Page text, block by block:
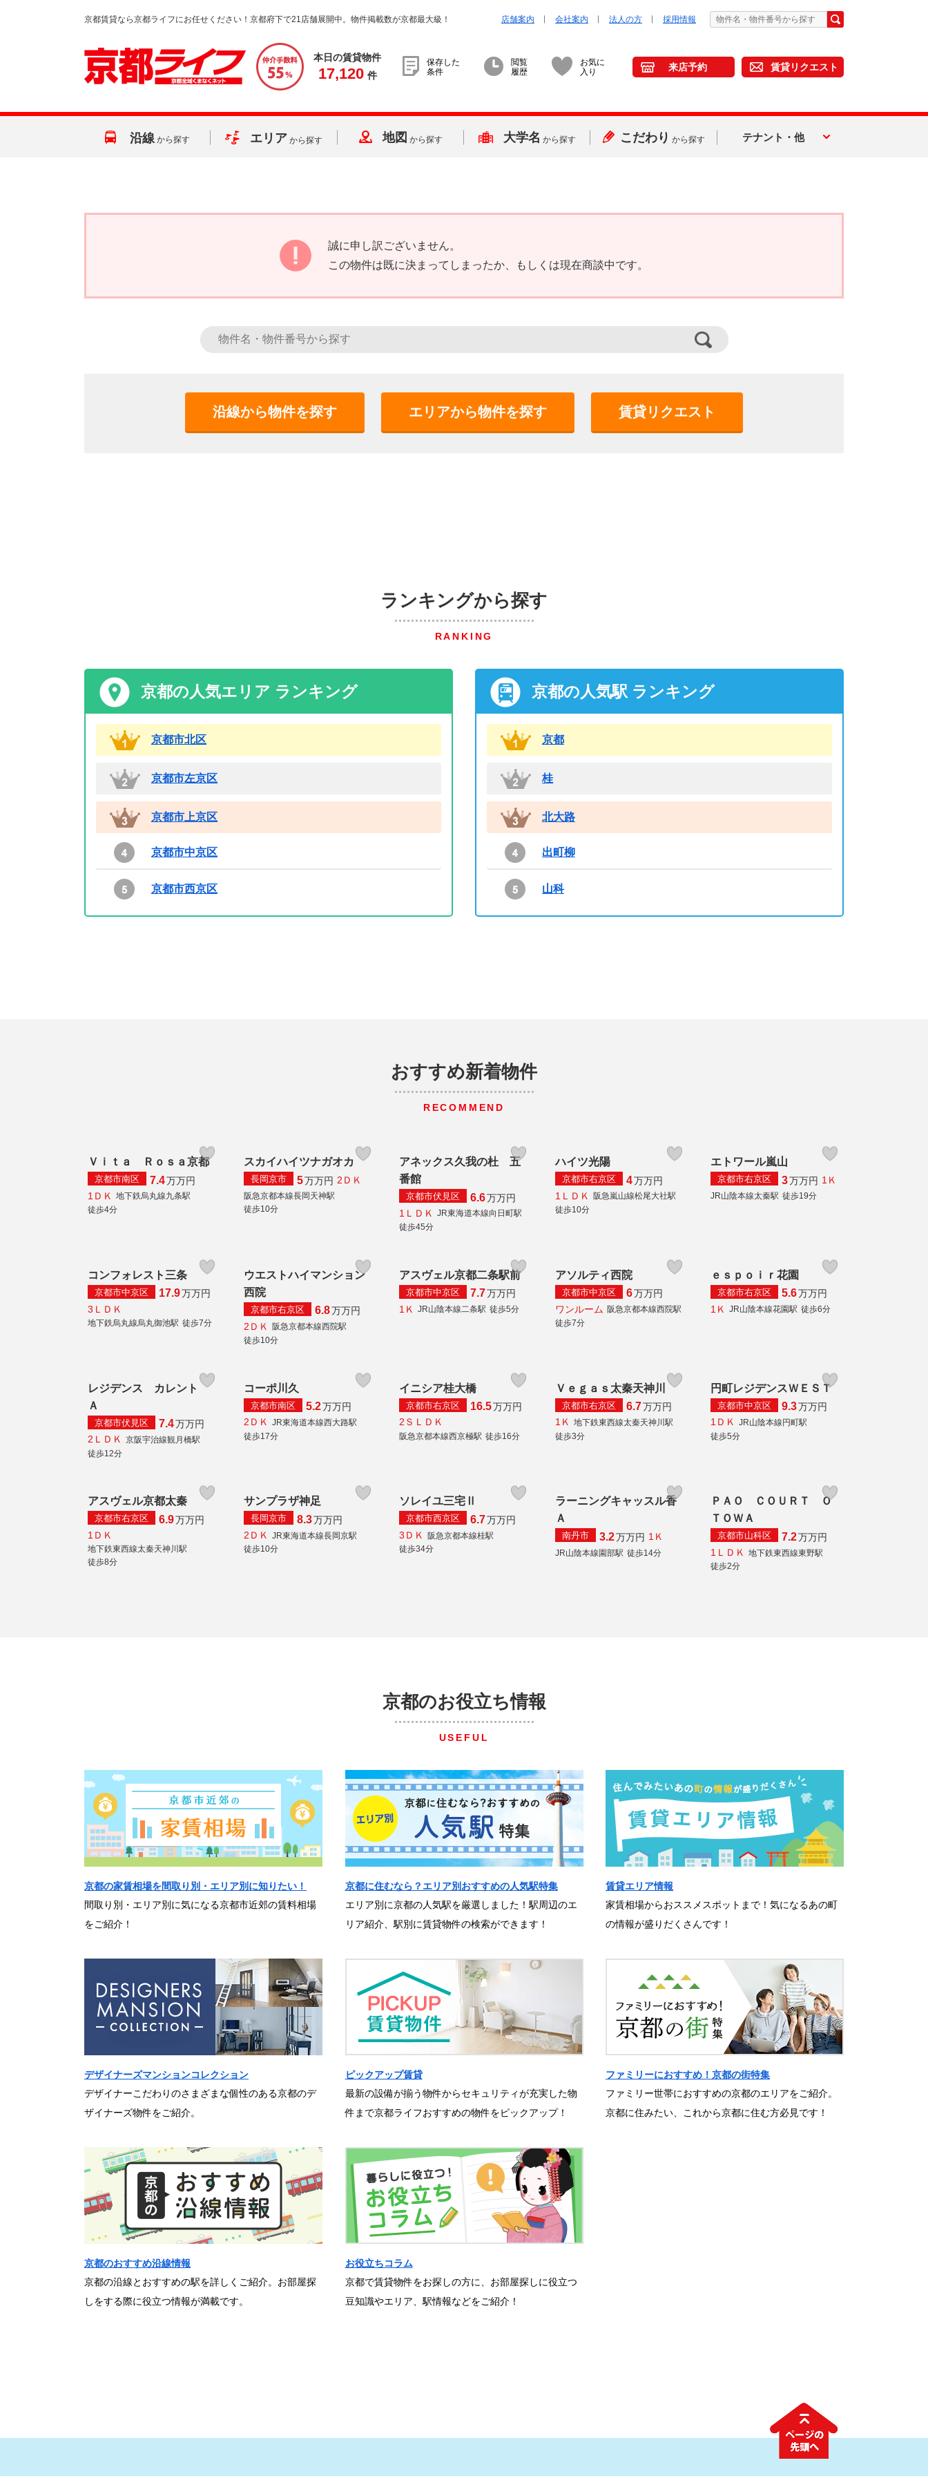
京都賃貸なら京都ライフにお任せください！京都府下で21店舗展開中。物件掲載数が京都最大級！ 店舗案内 会社案内 法人の方 採用情報
本日の賃貸物件
17,120 件
保存した
条件
閲覧
履歴
お気に
入り
来店予約 賃貸リクエスト
沿線 から探す エリア から探す 地図 から探す 大学名 から探す こだわり から探す テナント・他
誠に申し訳ございません。
この物件は既に決まってしまったか、もしくは現在商談中です。
沿線から物件を探す エリアから物件を探す 賃貸リクエスト
ランキングから探す
RANKING
京都の人気エリア ランキング
京都市北区
京都市左京区
京都市上京区
京都市中京区
京都市西京区
京都の人気駅 ランキング
京都
桂
北大路
出町柳
山科
おすすめ新着物件
RECOMMEND
Ｖｉｔａ Ｒｏｓａ京都
京都市南区 7.4万万円
1ＤＫ
地下鉄烏丸線九条駅
徒歩4分
スカイハイツナガオカ
長岡京市 5万万円 2ＤＫ
阪急京都本線長岡天神駅
徒歩10分
アネックス久我の杜 五
番館
京都市伏見区 6.6万万円
1ＬＤＫ
JR東海道本線向日町駅
徒歩45分
ハイツ光陽
京都市右京区 4万万円
1ＬＤＫ
阪急嵐山線松尾大社駅
徒歩10分
エトワール嵐山
京都市右京区 3万万円 1Ｋ
JR山陰本線太秦駅 徒歩19分
コンフォレスト三条
京都市中京区 17.9万万円
3ＬＤＫ
地下鉄烏丸線烏丸御池駅 徒歩7分
ウエストハイマンション
西院
京都市右京区 6.8万万円
2ＤＫ
阪急京都本線西院駅
徒歩10分
アスヴェル京都二条駅前
京都市中京区 7.7万万円
1Ｋ
JR山陰本線二条駅 徒歩5分
アソルティ西院
京都市中京区 6万万円
ワンルーム 阪急京都本線西院駅
徒歩7分
ｅｓｐｏｉｒ花園
京都市右京区 5.6万万円
1Ｋ
JR山陰本線花園駅 徒歩6分
レジデンス カレント
Ａ
京都市伏見区 7.4万万円
2ＬＤＫ 京阪宇治線観月橋駅
徒歩12分
コーポ川久
京都市南区 5.2万万円
2ＤＫ JR東海道本線西大路駅
徒歩17分
イニシア桂大橋
京都市右京区 16.5万万円
2ＳＬＤＫ
阪急京都本線西京極駅 徒歩16分
Ｖｅｇａｓ太秦天神川
京都市右京区 6.7万万円
1Ｋ 地下鉄東西線太秦天神川駅
徒歩3分
円町レジデンスＷＥＳＴ
京都市中京区 9.3万万円
1ＤＫ JR山陰本線円町駅
徒歩5分
アスヴェル京都太秦
京都市右京区 6.9万万円
1ＤＫ
地下鉄東西線太秦天神川駅
徒歩8分
サンプラザ神足
長岡京市 8.3万万円
2ＤＫ
JR東海道本線長岡京駅
徒歩10分
ソレイユ三宅Ⅱ
京都市西京区 6.7万万円
3ＤＫ
阪急京都本線桂駅
徒歩34分
ラーニングキャッスル香
Ａ
南丹市 3.2万万円 1Ｋ
JR山陰本線園部駅 徒歩14分
ＰＡＯ ＣＯＵＲＴ Ｏ
ＴＯＷＡ
京都市山科区 7.2万万円
1ＬＤＫ
地下鉄東西線東野駅
徒歩2分
京都のお役立ち情報
USEFUL
京都の家賃相場を間取り別・エリア別に知りたい！
間取り別・エリア別に気になる京都市近郊の賃料相場
をご紹介！
京都に住むなら？エリア別おすすめの人気駅特集
エリア別に京都の人気駅を厳選しました！駅周辺のエ
リア紹介、駅別に賃貸物件の検索ができます！
賃貸エリア情報
家賃相場からおススメスポットまで！気になるあの町
の情報が盛りだくさんです！
デザイナーズマンションコレクション
デザイナーこだわりのさまざまな個性のある京都のデ
ザイナーズ物件をご紹介。
ピックアップ賃貸
最新の設備が揃う物件からセキュリティが充実した物
件まで京都ライフおすすめの物件をピックアップ！
ファミリーにおすすめ！京都の街特集
ファミリー世帯におすすめの京都のエリアをご紹介。
京都に住みたい、これから京都に住む方必見です！
京都のおすすめ沿線情報
京都の沿線とおすすめの駅を詳しくご紹介。お部屋探
しをする際に役立つ情報が満載です。
お役立ちコラム
京都で賃貸物件をお探しの方に、お部屋探しに役立つ
豆知識やエリア、駅情報などをご紹介！